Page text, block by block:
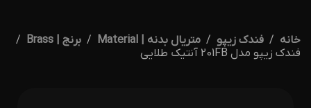
خانه فندک زیپو متریال بدنه | Material
برنج | Brass
فندک زیپو مدل 201FB آنتیک طلایی